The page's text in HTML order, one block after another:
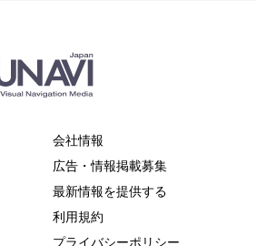
会社情報
広告・情報掲載募集
最新情報を提供する
利用規約
プライバシーポリシー